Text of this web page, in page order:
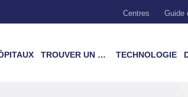
Centres Guide
TROUVER UN MÉDECIN TECHNOLOGIE